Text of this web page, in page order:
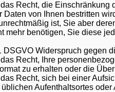
Recht, die
Daten von Ihnen bestritten
ist, Sie aber
mehr benötigen, Sie diese
DSGVO Widerspruch gegen
Recht, Ihre
zu erhalten oder die
Recht, sich bei einer
Aufenthaltsortes